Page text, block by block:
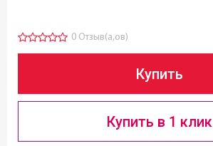
0 Отзыв(а,ов)
Купить
Купить в 1 клик